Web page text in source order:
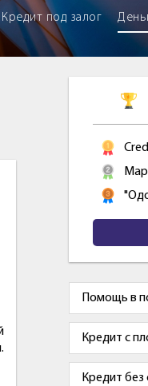
Кредит под залог
Помощь в
Кредит с
Кредит без